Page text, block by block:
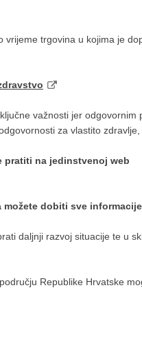
vrijeme trgovina u kojima je
važnosti jer odgovornim
za vlastito zdravlje,
pratiti na jedinstvenoj web
možete dobiti sve
daljnji razvoj situacije te u
Republike Hrvatske